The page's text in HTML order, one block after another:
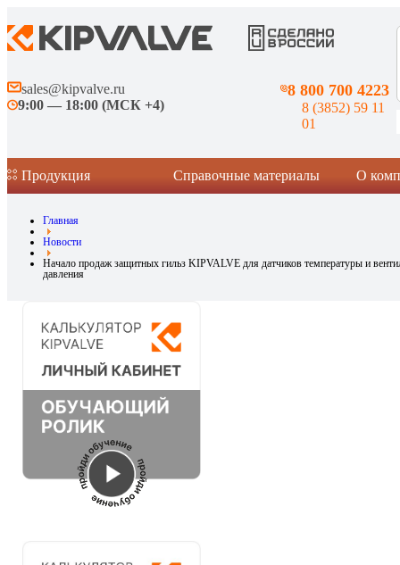
sales@kipvalve.ru
9:00 — 18:00 (МСК +4)
8 800 700 4223
8 (3852) 59 11
01
Продукция Справочные материалы О
Главная
Новости
Начало продаж защитных гильз KIPVALVE для датчиков температуры и
давления